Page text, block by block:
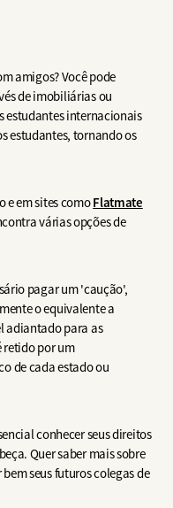
amigos? Você pode
de imobiliárias ou
estudantes internacionais
estudantes, tornando os
e em sites comoFlatmate
várias opções de
pagar um 'caução',
o equivalente a
adiantado para as
retido por um
de cada estado ou
conhecer seus direitos
Quer saber mais sobre
seus futuros colegas de